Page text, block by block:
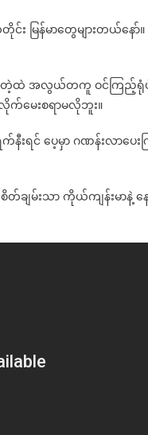
ပြီး
ရအောင်
ရှဲ
မယ်
မြန်မာတွေများတယ်နော်
တဲ့ထဲ အလွယ်တကူ ဝင်ကြည့်
က်မေးစရာမလိုဘူး။
င် ပေ့မှာ ဂဏန်းလာပေး
တ်ချမ်းသာ ကိုယ်ကျန်းမာနဲ့